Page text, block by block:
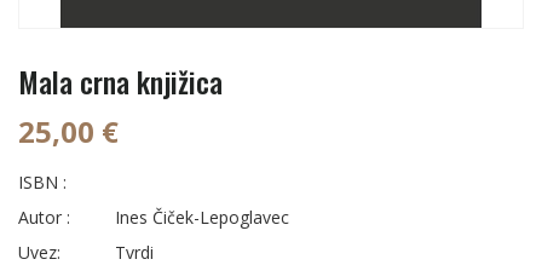
Mala crna knjižica
25,00 €
ISBN :
Autor :
Ines Čiček-Lepoglavec
Uvez:
Tvrdi